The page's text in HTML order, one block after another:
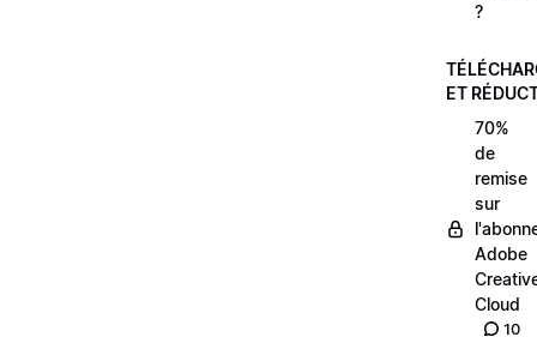
?
ET
70%
de
remise
sur
Adobe
Cloud
10